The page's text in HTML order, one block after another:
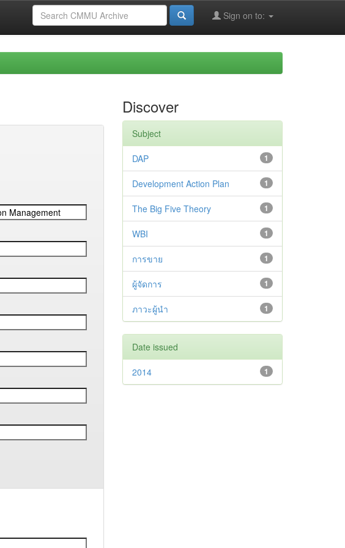
Sign on to:
Discover
Subject
1
DAP
1
Development Action Plan
1
The Big Five Theory
1
WBI
1
การขาย
1
ผู้จัดการ
1
ภาวะผู้นำ
Date issued
1
2014